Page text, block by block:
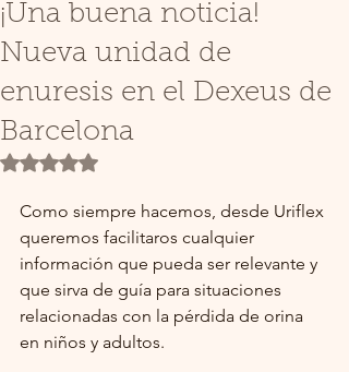
¡Una buena noticia!
Nueva unidad de
enuresis en el Dexeus de
Barcelona
Obtuvo NaN de 5 estrellas.
Como siempre hacemos, desde Uriflex
queremos facilitaros cualquier
información que pueda ser relevante y
que sirva de guía para situaciones
relacionadas con la pérdida de orina
en niños y adultos.